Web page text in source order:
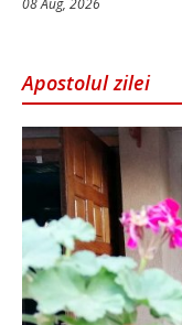
08 Aug, 2026
Apostolul zilei